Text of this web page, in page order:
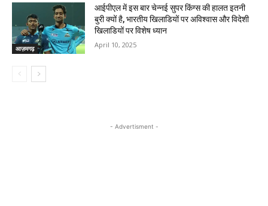
आज़मगढ़
आईपीएल में इस बार चेन्नई सुपर किंग्स की हालत इतनी
बुरी क्यों है, भारतीय खिलाडियों पर अविश्वास और विदेशी
खिलाडियों पर विशेष ध्यान
April 10, 2025
- Advertisment -